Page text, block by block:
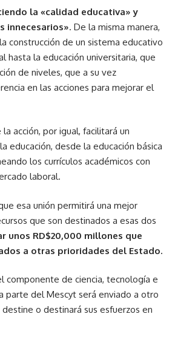
la «calidad educativa» y
innecesarios». De la misma manera,
construcción de un sistema educativo
hasta la educación universitaria, que
de niveles, que a su vez
en las acciones para mejorar el
acción, por igual, facilitará un
educación, desde la educación básica
los currículos académicos con
laboral.
esa unión permitirá una mejor
que son destinados a esas dos
unos RD$20,000 millones que
a otras prioridades del Estado.
componente de ciencia, tecnología e
parte del Mescyt será enviado a otro
o destinará sus esfuerzos en